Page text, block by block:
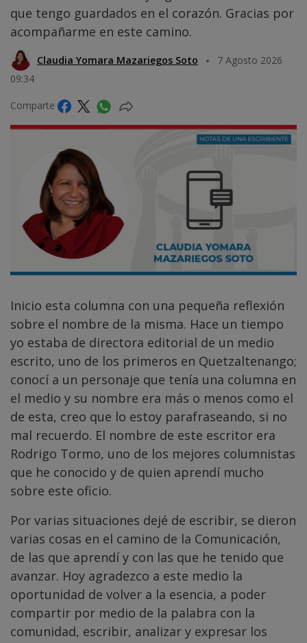
que tengo guardados en el corazón. Gracias por
acompañarme en este camino.
Claudia Yomara Mazariegos Soto
7 Agosto 2026
09:34
Comparte
Inicio esta columna con una pequeña reflexión
sobre el nombre de la misma. Hace un tiempo
yo estaba de directora editorial de un medio
escrito, uno de los primeros en Quetzaltenango;
conocí a un personaje que tenía una columna en
el medio y su nombre era más o menos como el
de esta, creo que lo estoy parafraseando, si no
mal recuerdo. El nombre de este escritor era
Rodrigo Tormo, uno de los mejores columnistas
que he conocido y de quien aprendí mucho
sobre este oficio.
Por varias situaciones dejé de escribir, se dieron
varias cosas en el camino de la Comunicación,
de las que aprendí y con las que he tenido que
avanzar. Hoy agradezco a este medio la
oportunidad de volver a la esencia, a poder
compartir por medio de la palabra con la
comunidad, escribir, analizar y expresar los